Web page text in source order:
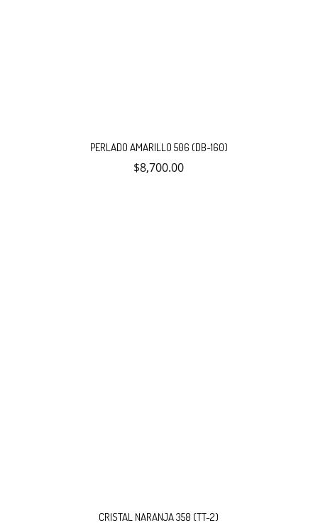
PERLADO AMARILLO 506 (DB-160)
$8,700.00
CRISTAL NARANJA 358 (TT-2)